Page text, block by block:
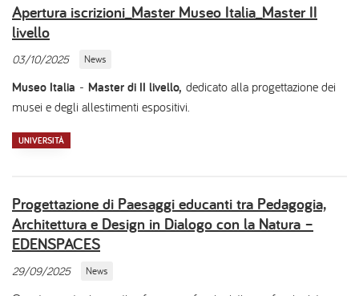
Apertura iscrizioni_Master Museo Italia_Master II
livello
03/10/2025 News
Museo Italia - Master di II livello, dedicato alla progettazione dei
musei e degli allestimenti espositivi.
UNIVERSITÀ
Progettazione di Paesaggi educanti tra Pedagogia,
Architettura e Design in Dialogo con la Natura –
EDENSPACES
29/09/2025 News